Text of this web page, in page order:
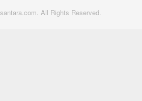
All Rights Reserved.